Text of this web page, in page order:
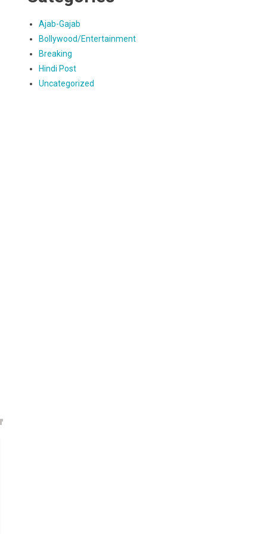
Ajab-Gajab
Bollywood/Entertainment
Breaking
Hindi Post
Uncategorized